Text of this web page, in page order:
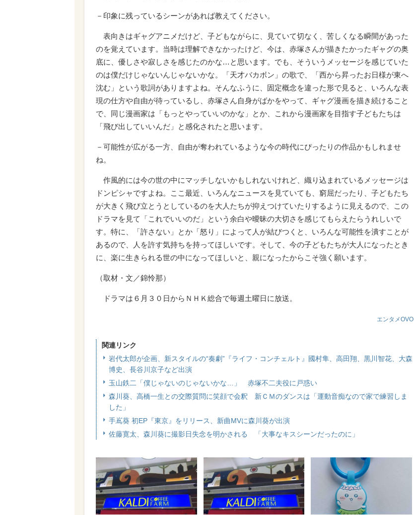
－印象に残っているシーンがあれば教えてください。
表向きはギャグアニメだけど、子どもながらに、見ていて切なく、苦しくなる瞬間があった
のを覚えています。当時は理解できなかったけど、今は、赤塚さんが描きたかったギャグの奥
底に、優しさや寂しさを感じたのかな…と思います。でも、そういうメッセージを感じていた
のは僕だけじゃないんじゃないかな。「天才バカボン」の歌で、「西から昇ったお日様が東へ
沈む」という歌詞がありますよね。そんなふうに、固定概念を違った形で見ると、いろんな表
現の仕方や自由が待っているし、赤塚さん自身がばかをやって、ギャグ漫画を描き続けること
で、同じ漫画家は「もっとやっていいのかな」とか、これから漫画家を目指す子どもたちは
「飛び出していいんだ」と感化されたと思います。
－可能性が広がる一方、自由が奪われているような今の時代にぴったりの作品かもしれませ
ね。
作風的には今の世の中にマッチしないかもしれないけれど、織り込まれているメッセージは
ドンピシャですよね。ここ最近、いろんなニュースを見ていても、窮屈だったり、子どもたち
が大きく飛び立とうとしているのを大人たちが抑えつけていたりするように見えるので、この
ドラマを見て「これでいいのだ」という余白や曖昧の大切さを感じてもらえたらうれしいで
す。特に、「許さない」とか「怒り」によって人が結びつくと、いろんな可能性を潰すことが
あるので、人を許す気持ちを持ってほしいです。そして、今の子どもたちが大人になったとき
に、楽に生きられる世の中になってほしいと、親になったからこそ強く願います。
（取材・文／錦怜那）
ドラマは６月３０日からＮＨＫ総合で毎週土曜日に放送。
エンタメOVO
関連リンク
岩代太郎が企画、新スタイルの“奏劇”『ライフ・コンチェルト』國村隼、高田翔、黒川智花、大森
博史、長谷川京子など出演
玉山鉄二「僕じゃないのじゃないかな…」 赤塚不二夫役に戸惑い
森川葵、高橋一生との交際質問に笑顔で会釈 新ＣＭのダンスは「運動音痴なので家で練習しま
した」
手嶌葵 初EP『東京』をリリース、新曲MVに森川葵が出演
佐藤寛太、森川葵に撮影日失念を明かされる 「大事なキスシーンだったのに」